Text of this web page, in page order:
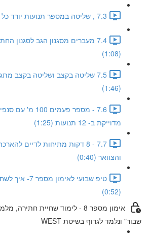
7.3 , שליטה במספר תנועות יורד כל 50 מ' חתירה (1:25)
(1:08)
(1:46)
7.6 - מספר פעמים
מדוייקת ב- 12 תנועות (1:25)
7.7 - 8 דקות מתיחות לדיים
והצוואר (0:40)
טיפ שבועי
(0:52)
שבור" ונלמד לגרוף בשיטת WEST